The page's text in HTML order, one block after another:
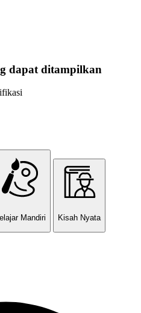
dapat ditampilkan
Mandiri Kisah Nyata